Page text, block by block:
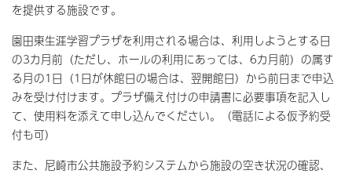
を提供する施設です。
園田東生涯学習プラザを利用される場合は、利用しようとする日
の3カ月前（ただし、ホールの利用にあっては、6カ月前）の属す
る月の1日（1日が休館日の場合は、翌開館日）から前日まで申込
みを受け付けます。プラザ備え付けの申請書に必要事項を記入し
て、使用料を添えて申し込んでください。（電話による仮予約受
付も可）
また、尼崎市公共施設予約システムから施設の空き状況の確認、